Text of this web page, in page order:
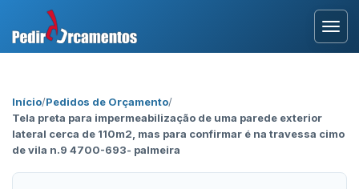
Início/Pedidos de Orçamento/
Tela preta para impermeabilização de uma parede exterior
lateral cerca de 110m2, mas para confirmar é na travessa cimo
de vila n.9 4700-693- palmeira
Área Profissional